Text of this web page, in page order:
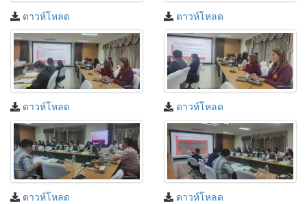
ดาวห์โหลด ดาวห์โหลด
ดาวห์โหลด ดาวห์โหลด
ดาวห์โหลด ดาวห์โหลด